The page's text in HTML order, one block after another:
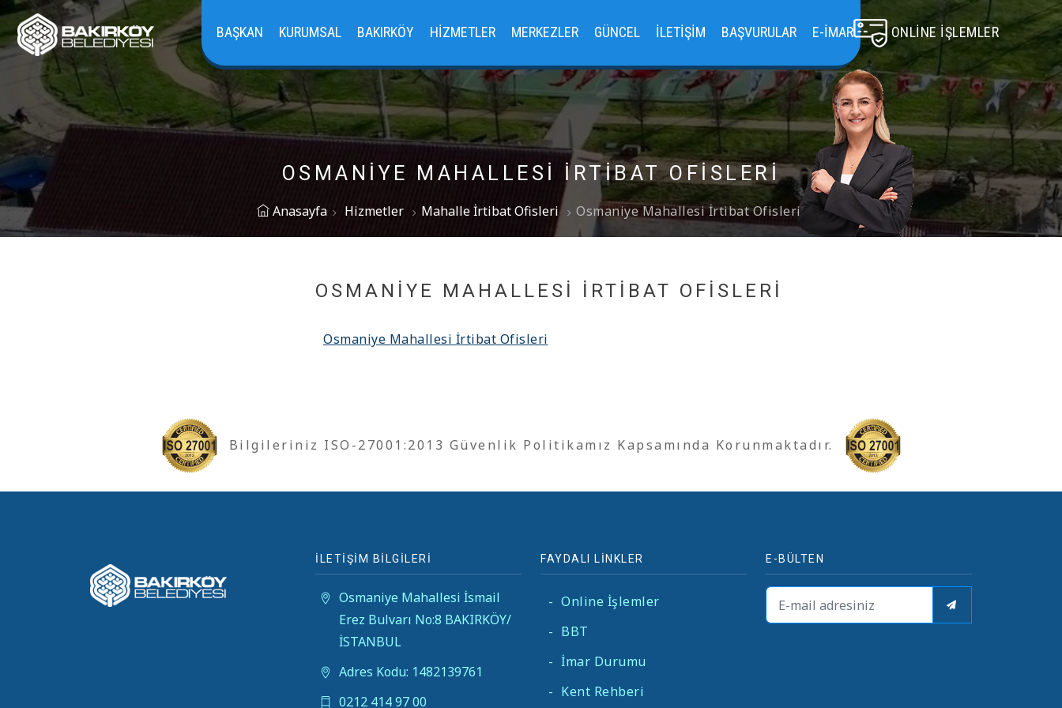
BAŞKAN KURUMSAL BAKIRKÖY HIZMETLER MERKEZLER GÜNCEL İLETIŞIM BAŞVURULAR E-İMAR ONLINE İŞLEMLER
OSMANIYE MAHALLESI İRTIBAT OFISLERI
Anasayfa Hizmetler Mahalle İrtibat Ofisleri Osmaniye Mahallesi İrtibat Ofisleri
OSMANIYE MAHALLESI İRTIBAT OFISLERI
Osmaniye Mahallesi İrtibat Ofisleri
Bilgileriniz ISO-27001:2013 Güvenlik Politikamız Kapsamında Korunmaktadır.
İLETİŞİM BİLGİLERİ
Osmaniye Mahallesi İsmail
Erez Bulvarı No:8 BAKIRKÖY/
İSTANBUL
Adres Kodu: 1482139761
0212 414 97 00
FAYDALI LİNKLER
- Online İşlemler
- BBT
- İmar Durumu
- Kent Rehberi
E-BÜLTEN